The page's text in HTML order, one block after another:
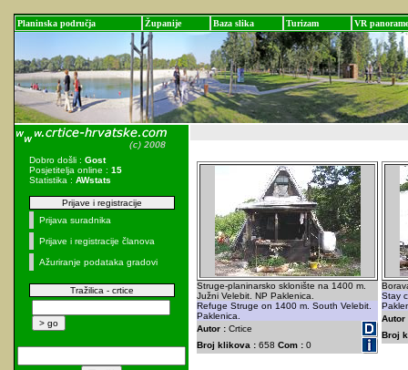
Planinska područja Županije Baza slika Turizam VR panorame
Dobro došli : Gost
Posjetitelja online : 15
Statistika : AWstats
Prijave i registracije
Prijava suradnika
Prijave i registracije članova
Ažuriranje podataka gradovi
Tražilica - crtice
Struge-planinarsko sklonište na 1400 m.
Južni Velebit. NP Paklenica.
Refuge Struge on 1400 m. South Velebit.
Paklenica.
Autor : Crtice
Broj klikova : 658 Com : 0
Stay
Autor
Broj